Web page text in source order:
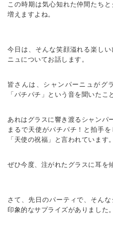
この時期は気心知れた仲間たち
増えますよね。
今日は、そんな笑顔溢れる楽し
ニュについてお話します。
皆さんは、シャンパーニュがグ
「パチパチ」という音を聞いたこ
あれはグラスに響き渡るシャンパ
まるで天使がパチパチ！と拍手
「天使の祝福」と言われています。
ぜひ今度、注がれたグラスに耳を
さて、先日のパーティで、そん
印象的なサプライズがありました。